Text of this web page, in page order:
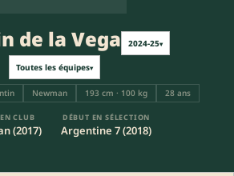
de la Vega 2024-25▾
Toutes les équipes▾
Newman 193 cm · 100 kg 28 ans
CLUB
(2017)
DÉBUT EN SÉLECTION
Argentine 7 (2018)